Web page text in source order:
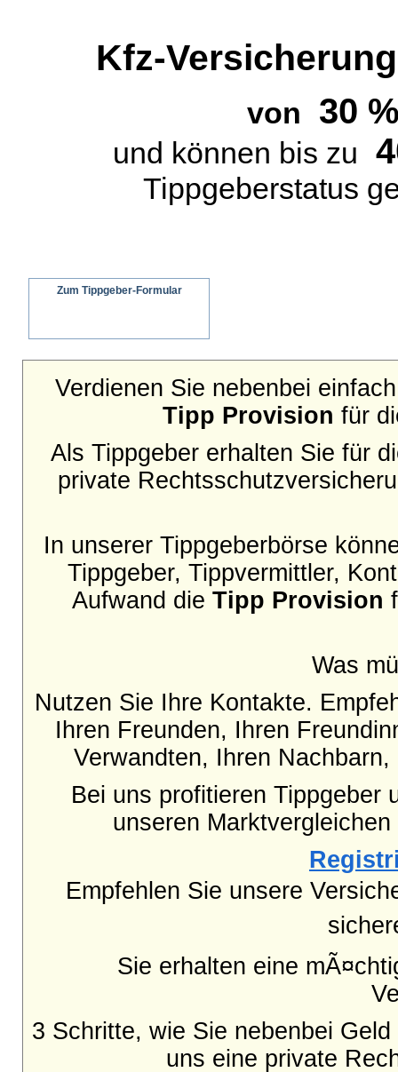
Kfz-
von 30
und können bis zu
Tippgeberstatus
Zum Tippgeber-Formular
Verdienen Sie nebenbei
Tipp Provision für
Als Tippgeber erhalten Sie für
private
In unserer Tippgeberbörse
Tippgeber, Tippvermittler,
Aufwand die Tipp Provision
Was
Nutzen Sie Ihre Kontakte.
Ihren Freunden, Ihren
Verwandten, Ihren
Bei uns profitieren Tippgeber
unseren
Empfehlen Sie unsere
Sie erhalten eine
3 Schritte, wie Sie nebenbei
uns eine private